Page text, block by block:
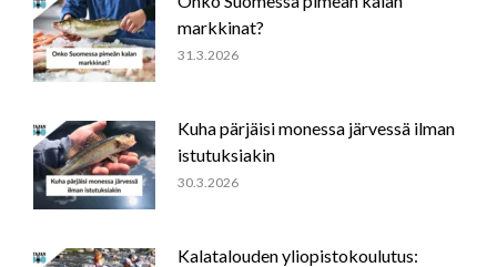
markkinat?
31.3.2026
Kuha pärjäisi monessa järvessä ilman
istutuksiakin
30.3.2026
Kalatalouden yliopistokoulutus: